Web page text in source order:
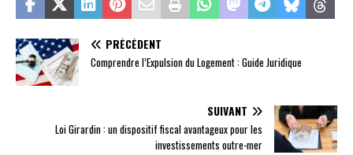
PRÉCÉDENT
Comprendre l’Expulsion du Logement : Guide Juridique
SUIVANT
Loi Girardin : un dispositif fiscal avantageux pour les
investissements outre-mer